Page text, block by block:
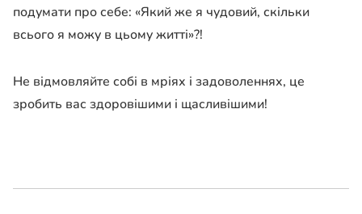
подумати про себе: «Який же я чудовий, скільки
всього я можу в цьому житті»?!
Не відмовляйте собі в мріях і задоволеннях, це
зробить вас здоровішими і щасливішими!